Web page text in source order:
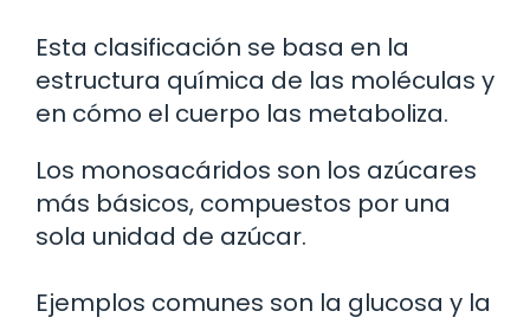
Esta clasificación se basa en la
estructura química de las moléculas y
en cómo el cuerpo las metaboliza.
Los monosacáridos son los azúcares
más básicos, compuestos por una
sola unidad de azúcar.
Ejemplos comunes son la glucosa y la